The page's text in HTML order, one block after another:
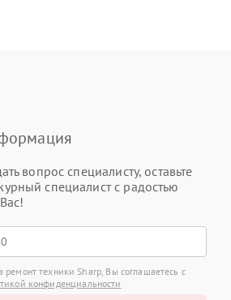
вопрос специалисту, оставьте
специалист с радостью
ремонт техники Sharp, Вы соглашаетесь с
конфиденциальности